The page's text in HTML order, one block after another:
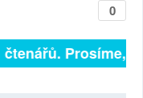
0
Prosíme,